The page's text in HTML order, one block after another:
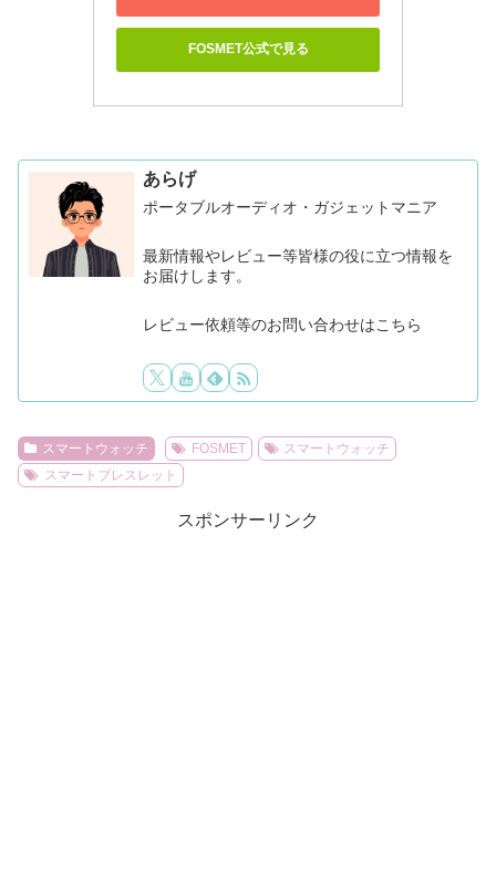
FOSMET公式で見る
あらげ
ポータブルオーディオ・ガジェットマニア
最新情報やレビュー等皆様の役に立つ情報を
お届けします。
レビュー依頼等のお問い合わせはこちら
スマートウォッチ FOSMET
スマートウォッチ
スマートブレスレット
スポンサーリンク